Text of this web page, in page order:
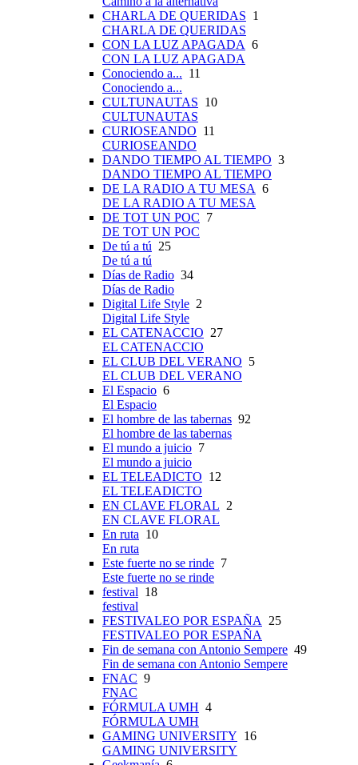
CHARLA DE QUERIDAS 1
CHARLA DE QUERIDAS
CON LA LUZ APAGADA 6
CON LA LUZ APAGADA
Conociendo a... 11
Conociendo a...
CULTUNAUTAS 10
CULTUNAUTAS
CURIOSEANDO 11
CURIOSEANDO
DANDO TIEMPO AL TIEMPO 3
DANDO TIEMPO AL TIEMPO
DE LA RADIO A TU MESA 6
DE LA RADIO A TU MESA
DE TOT UN POC 7
DE TOT UN POC
De tú a tú 25
De tú a tú
Días de Radio 34
Días de Radio
Digital Life Style 2
Digital Life Style
EL CATENACCIO 27
EL CATENACCIO
EL CLUB DEL VERANO 5
EL CLUB DEL VERANO
El Espacio 6
El Espacio
El hombre de las tabernas 92
El hombre de las tabernas
El mundo a juicio 7
El mundo a juicio
EL TELEADICTO 12
EL TELEADICTO
EN CLAVE FLORAL 2
EN CLAVE FLORAL
En ruta 10
En ruta
Este fuerte no se rinde 7
Este fuerte no se rinde
festival 18
festival
FESTIVALEO POR ESPAÑA 25
FESTIVALEO POR ESPAÑA
Fin de semana con Antonio Sempere 49
Fin de semana con Antonio Sempere
FNAC 9
FNAC
FÓRMULA UMH 4
FÓRMULA UMH
GAMING UNIVERSITY 16
GAMING UNIVERSITY